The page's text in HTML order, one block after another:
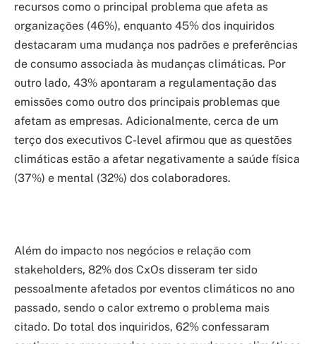
recursos como o principal problema que afeta as
organizações (46%), enquanto 45% dos inquiridos
destacaram uma mudança nos padrões e preferências
de consumo associada às mudanças climáticas. Por
outro lado, 43% apontaram a regulamentação das
emissões como outro dos principais problemas que
afetam as empresas. Adicionalmente, cerca de um
terço dos executivos C-level afirmou que as questões
climáticas estão a afetar negativamente a saúde física
(37%) e mental (32%) dos colaboradores.
Além do impacto nos negócios e relação com
stakeholders, 82% dos CxOs disseram ter sido
pessoalmente afetados por eventos climáticos no ano
passado, sendo o calor extremo o problema mais
citado. Do total dos inquiridos, 62% confessaram